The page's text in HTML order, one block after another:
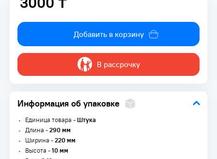
3000 ₸
Добавить в корзину
В рассрочку
Информация об упаковке
Единица товара -Штука
Длина -290 мм
Ширина -220 мм
Высота -10 мм